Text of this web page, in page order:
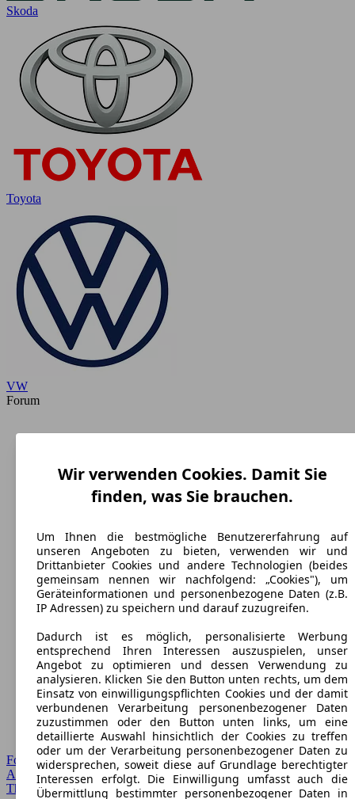
Skoda
Toyota
VW
Forum
Forum Startseite
Alle Auto-Foren
Themen-Forum
Wir verwenden Cookies. Damit Sie
finden, was Sie brauchen.
Um Ihnen die bestmögliche Benutzererfahrung auf
unseren Angeboten zu bieten, verwenden wir und
Drittanbieter Cookies und andere Technologien (beides
gemeinsam nennen wir nachfolgend: „Cookies"), um
Geräteinformationen und personenbezogene Daten (z.B.
IP Adressen) zu speichern und darauf zuzugreifen.
Dadurch ist es möglich, personalisierte Werbung
entsprechend Ihren Interessen auszuspielen, unser
Angebot zu optimieren und dessen Verwendung zu
analysieren. Klicken Sie den Button unten rechts, um dem
Einsatz von einwilligungspflichten Cookies und der damit
verbundenen Verarbeitung personenbezogener Daten
zuzustimmen oder den Button unten links, um eine
detaillierte Auswahl hinsichtlich der Cookies zu treffen
oder um der Verarbeitung personenbezogener Daten zu
widersprechen, soweit diese auf Grundlage berechtigter
Interessen erfolgt. Die Einwilligung umfasst auch die
Übermittlung bestimmter personenbezogener Daten in